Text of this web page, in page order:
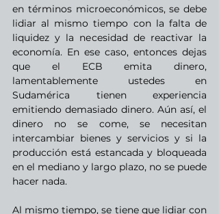
en términos microeconómicos, se debe
lidiar al mismo tiempo con la falta de
liquidez y la necesidad de reactivar la
economía. En ese caso, entonces dejas
que el ECB emita dinero,
lamentablemente ustedes en
Sudamérica tienen experiencia
emitiendo demasiado dinero. Aún así, el
dinero no se come, se necesitan
intercambiar bienes y servicios y si la
producción está estancada y bloqueada
en el mediano y largo plazo, no se puede
hacer nada.
Al mismo tiempo, se tiene que lidiar con